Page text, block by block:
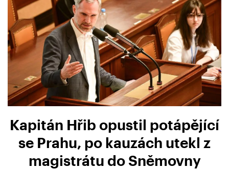
Kapitán Hřib opustil potápějící
se Prahu, po kauzách utekl z
magistrátu do Sněmovny